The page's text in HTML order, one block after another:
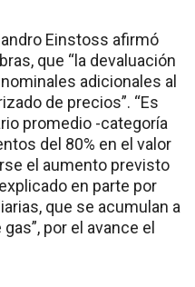
Einstoss afirmó
que “la devaluación
adicionales al
de precios”. “Es
promedio -categoría
del 80% en el valor
el aumento previsto
en parte por
que se acumulan a
por el avance el